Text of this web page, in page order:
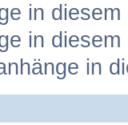
in
in
in